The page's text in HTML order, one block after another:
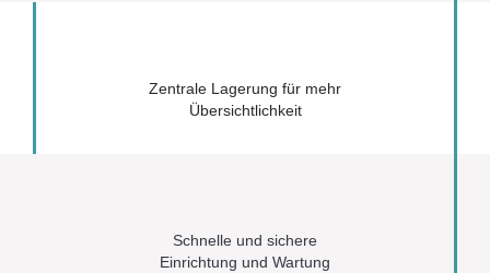
Zentrale Lagerung für mehr
Übersichtlichkeit
Schnelle und sichere
Einrichtung und Wartung